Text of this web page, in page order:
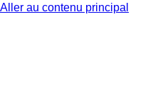
Aller au contenu principal